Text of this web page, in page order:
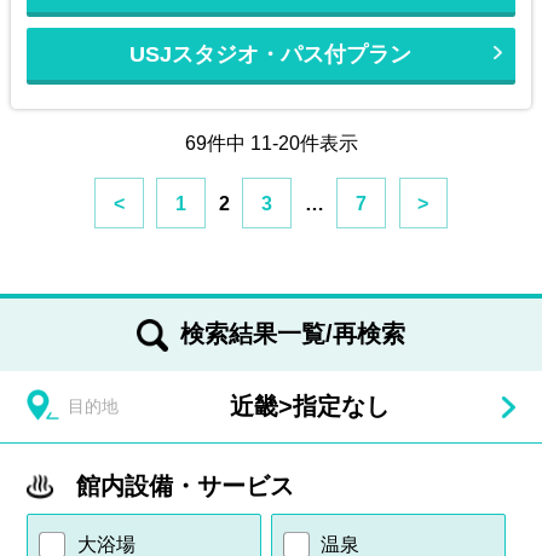
USJスタジオ・パス付プラン
69件中 11-20件表示
< 1 2 3 … 7 >
検索結果一覧/再検索
目的地 近畿>指定なし
館内設備・サービス
大浴場 温泉